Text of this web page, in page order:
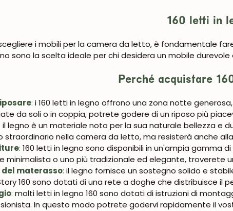
160 letti in
i mobili per la camera da letto, è fondamentale
sono la scelta ideale per chi desidera un mobile
Perché acquistare
: i 160 letti in legno offrono una zona notte
da soli o in coppia, potrete godere di un riposo più
il legno è un materiale noto per la sua naturale bellezza e
straordinario nella camera da letto, ma resisterà anche
: 160 letti in legno sono disponibili in un'ampia gamma
minimalista o uno più tradizionale ed elegante, troverete
materasso: il legno fornisce un sostegno solido e
160 sono dotati di una rete a doghe che distribuisce il
: molti letti in legno 160 sono dotati di istruzioni di
In questo modo potrete godervi rapidamente il